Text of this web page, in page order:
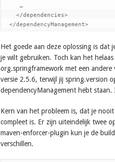
…
</dependencies>
  </dependencyManagement>
Het goede aan deze oplossing is dat
je wilt gebruiken. Toch kan het
org.springframework met een
versie 2.5.6, terwijl jij spring.version
dependencyManagement hebt
Kern van het probleem is, dat je
compleet is. Er zijn uiteindelijk twee
maven-enforcer-plugin kun je de
verschillen.